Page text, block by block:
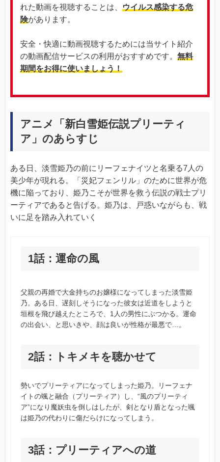
れた動画を視聴することは、
ウイルス感染する危
険があります。
安全・快適に動画視聴するためには当サイト紹介
の動画配信サービスの利用がおすすめです。 無料
期間をお得に使いましょう！
アニメ「新白雪姫伝説プリーティ
ア」のあらすじ
ある日、淡雪姫乃の前にリーフェナイツと名乗る7人の
美少年が現れる。「災妃フェンリル」のために世界が危
機に陥っており、姫乃こそが世界を救う伝説の戦士プリ
ーティアであると告げる。姫乃は、戸惑いながらも、戦
いに足を踏み入れていく
1話：運命の風
父親の再婚で大金持ちのお嬢様になってしまった淡雪姫
乃。ある日、遅刻しそうになった彼女は近道をしようと
垣根を飛び越えたところで、1人の男性にぶつかる。運命
の出会い、と思いきや、顔は良いが性格が最悪で…。
2話：トキメキを聴かせて
勢いでプリーティアになってしまった姫乃。リーフェナ
イトの颯と融合（プリーティア）し、“風のプリーティ
ア”になり魔妖虫を倒しはしたが、剣となり盾となった颯
は姫乃の代わりに傷だらけになってしまう。
3話：プリーティアへの道